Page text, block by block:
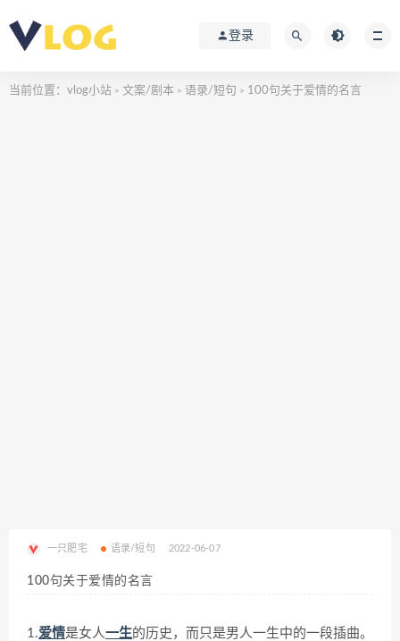
登录
当前位置： vlog小站 > 文案/剧本 > 语录/短句 > 100句关于爱情的名言
一只肥宅 语录/短句 2022-06-07
100句关于爱情的名言
1.爱情是女人一生的历史，而只是男人一生中的一段插曲。